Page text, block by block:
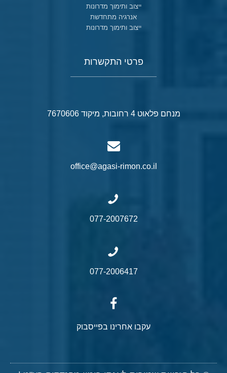
ייצוב ותימוך מדרונות
אנרגיה מתחדשת
ייצוב ותימוך מדרונות
פרטי התקשרות
מנחם פלאוט 4 רחובות, מיקוד 7670606
office@agasi-rimon.co.il
077-2007672
077-2006417
עקבו אחרינו בפייסבוק